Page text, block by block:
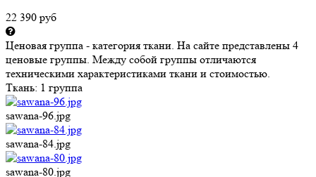
22 390 руб
Ценовая группа - категория ткани. На сайте представлены 4
ценовые группы. Между собой группы отличаются
техническими характеристиками ткани и стоимостью.
Ткань: 1 группа
sawana-96.jpg
sawana-84.jpg
sawana-80.jpg